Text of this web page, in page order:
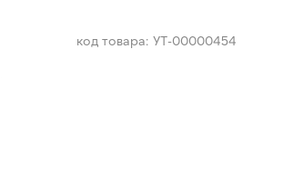
код товара: УТ-00000454